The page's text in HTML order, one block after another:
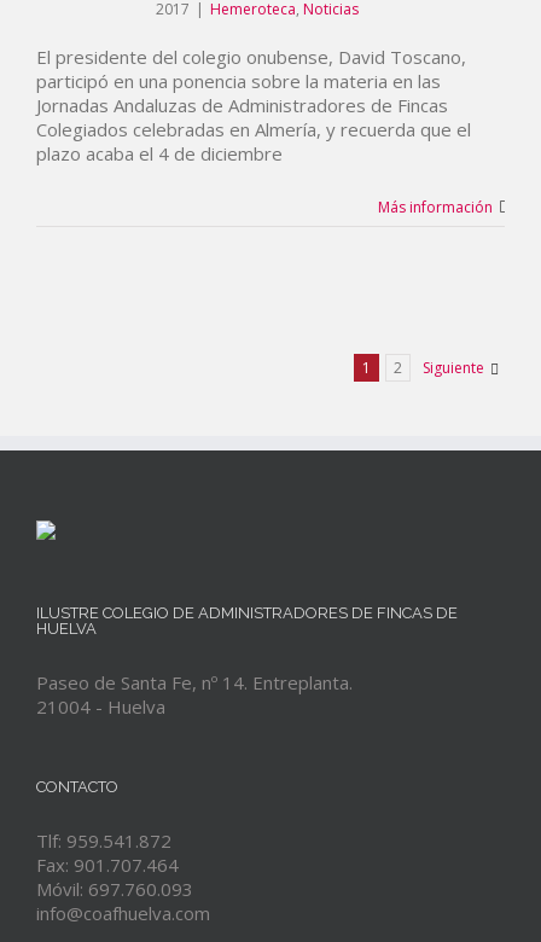
2017 | Hemeroteca, Noticias
El presidente del colegio onubense, David Toscano,
participó en una ponencia sobre la materia en las
Jornadas Andaluzas de Administradores de Fincas
Colegiados celebradas en Almería, y recuerda que el
plazo acaba el 4 de diciembre
Más información
1 2 Siguiente
ILUSTRE COLEGIO DE ADMINISTRADORES DE FINCAS DE
HUELVA
Paseo de Santa Fe, nº 14. Entreplanta.
21004 - Huelva
CONTACTO
Tlf: 959.541.872
Fax: 901.707.464
Móvil: 697.760.093
info@coafhuelva.com